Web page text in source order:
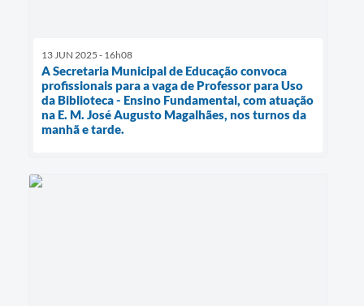
13 JUN 2025 - 16h08
A Secretaria Municipal de Educação convoca
profissionais para a vaga de Professor para Uso
da Biblioteca - Ensino Fundamental, com atuação
na E. M. José Augusto Magalhães, nos turnos da
manhã e tarde.